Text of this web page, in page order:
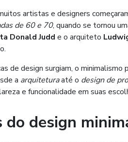
artistas e designers
de 60 e 70, quando se tornou
Donald Judd e o arquiteto
de design surgiam, o minimalismo
a arquiteturaaté o design de
e funcionalidade em suas
design